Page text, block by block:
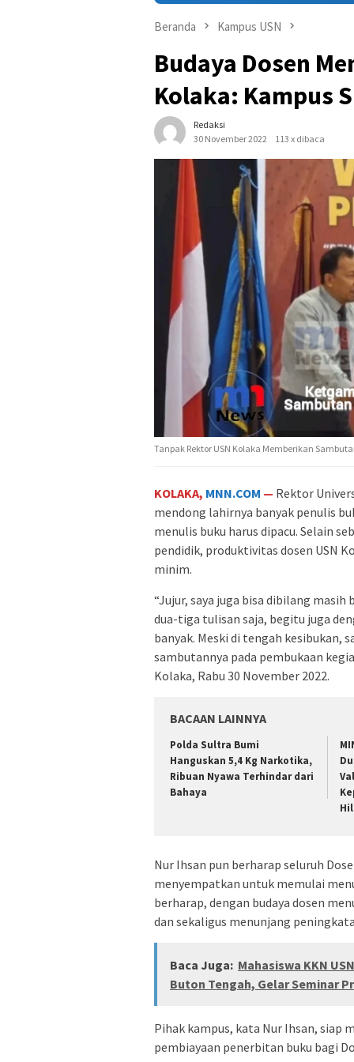
Beranda Kampus USN
Budaya Dosen
Kolaka: Kampus
Redaksi
30 November 2022
113 x dibaca
Tanpak Rektor USN Kolaka Memberikan
KOLAKA, MNN.COM — Rektor
mendong lahirnya banyak penulis
menulis buku harus dipacu. Selain
pendidik, produktivitas dosen USN
minim.
“Jujur, saya juga bisa dibilang
dua-tiga tulisan saja, begitu juga
banyak. Meski di tengah kesibukan,
sambutannya pada pembukaan
Kolaka, Rabu 30 November 2022.
BACAAN LAINNYA
Polda Sultra Bumi
Hanguskan 5,4 Kg Narkotika,
Ribuan Nyawa Terhindar dari
Bahaya
Nur Ihsan pun berharap seluruh
menyempatkan untuk memulai
berharap, dengan budaya dosen
dan sekaligus menunjang
Baca Juga: Mahasiswa KKN
Buton Tengah, Gelar Seminar
Pihak kampus, kata Nur Ihsan, siap
pembiayaan penerbitan buku bagi